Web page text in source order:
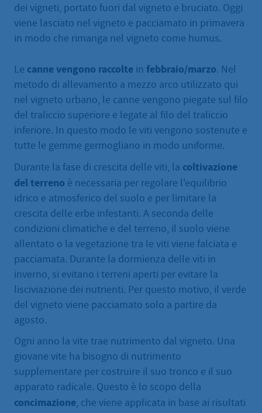
dei vigneti, portato fuori dal vigneto e bruciato. Oggi
viene lasciato nel vigneto e pacciamato in primavera
in modo che rimanga nel vigneto come humus.
Le canne vengono raccolte in febbraio/marzo. Nel
metodo di allevamento a mezzo arco utilizzato qui
nel vigneto urbano, le canne vengono piegate sul filo
del traliccio superiore e legate al filo del traliccio
inferiore. In questo modo le viti vengono sostenute e
tutte le gemme germogliano in modo uniforme.
Durante la fase di crescita delle viti, la coltivazione
del terreno è necessaria per regolare l'equilibrio
idrico e atmosferico del suolo e per limitare la
crescita delle erbe infestanti. A seconda delle
condizioni climatiche e del terreno, il suolo viene
allentato o la vegetazione tra le viti viene falciata e
pacciamata. Durante la dormienza delle viti in
inverno, si evitano i terreni aperti per evitare la
lisciviazione dei nutrienti. Per questo motivo, il verde
del vigneto viene pacciamato solo a partire da
agosto.
Ogni anno la vite trae nutrimento dal vigneto. Una
giovane vite ha bisogno di nutrimento
supplementare per costruire il suo tronco e il suo
apparato radicale. Questo è lo scopo della
concimazione, che viene applicata in base ai risultati